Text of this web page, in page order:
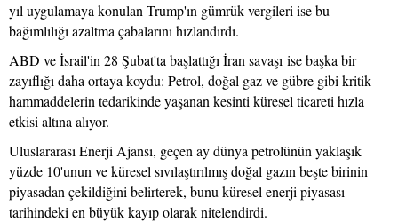
yıl uygulamaya konulan Trump'ın gümrük vergileri ise bu
bağımlılığı azaltma çabalarını hızlandırdı.
ABD ve İsrail'in 28 Şubat'ta başlattığı İran savaşı ise başka bir
zayıflığı daha ortaya koydu: Petrol, doğal gaz ve gübre gibi kritik
hammaddelerin tedarikinde yaşanan kesinti küresel ticareti hızla
etkisi altına alıyor.
Uluslararası Enerji Ajansı, geçen ay dünya petrolünün yaklaşık
yüzde 10'unun ve küresel sıvılaştırılmış doğal gazın beşte birinin
piyasadan çekildiğini belirterek, bunu küresel enerji piyasası
tarihindeki en büyük kayıp olarak nitelendirdi.